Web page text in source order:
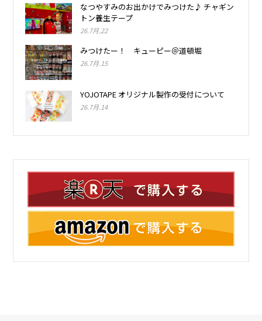
なつやすみのお出かけでみつけた♪ チャギン
トン養生テープ
26.7月.22
みつけたー！ キューピー＠道頓堀
26.7月.15
YOJOTAPE オリジナル製作の受付について
26.7月.14